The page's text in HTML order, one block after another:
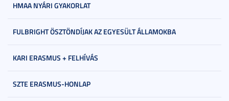
HMAA NYÁRI GYAKORLAT
FULBRIGHT ÖSZTÖNDÍJAK AZ EGYESÜLT ÁLLAMOKBA
KARI ERASMUS + FELHÍVÁS
SZTE ERASMUS-HONLAP